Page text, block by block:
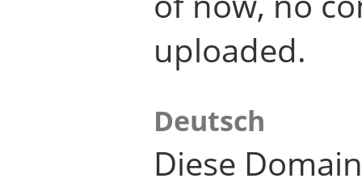
uploaded.
Deutsch
Diese